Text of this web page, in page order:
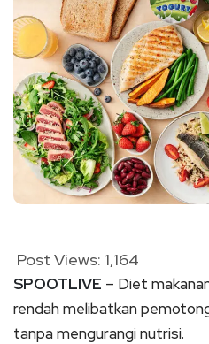
Post Views: 1,164
SPOOTLIVE – Diet
rendah melibatkan
tanpa mengurangi nutrisi.